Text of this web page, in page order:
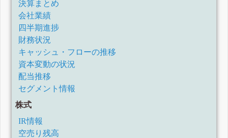
決算まとめ
会社業績
四半期進捗
財務状況
キャッシュ・フローの推移
資本変動の状況
配当推移
セグメント情報
株式
IR情報
空売り残高